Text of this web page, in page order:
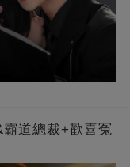
霸道總裁+歡喜冤